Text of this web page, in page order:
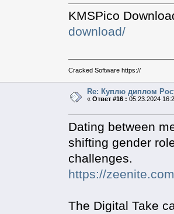
KMSPico
download/
Cracked Software https://
Re: Куплю диплом
«Ответ #16 : 05.23.2024
Dating between
shifting gender
challenges.
https://
The Digital Take